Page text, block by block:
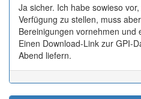
Ja sicher. Ich habe sowieso
Verfügung zu stellen, muss
Bereinigungen vornehmen und
Einen Download-Link zur GPI-
Abend liefern.